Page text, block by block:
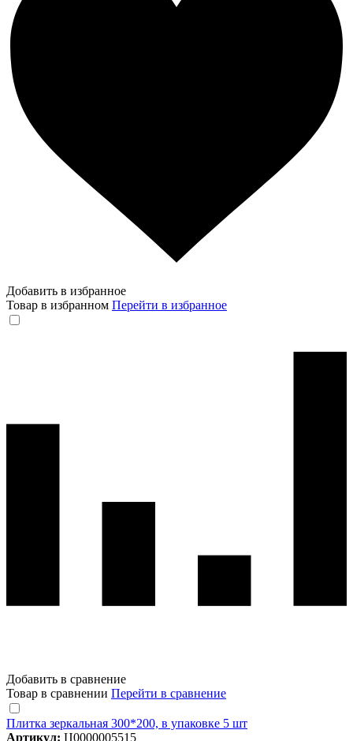
Добавить в избранное
Товар в избранном Перейти в избранное
Добавить в сравнение
Товар в сравнении Перейти в сравнение
Плитка зеркальная 300*200, в упаковке 5 шт
Артикул: Ц0000005515